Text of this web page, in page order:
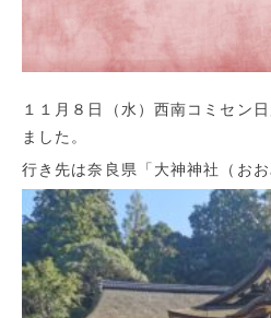
１１月８日（水）西南コミセン
ました。
行き先は奈良県「大神神社（おお